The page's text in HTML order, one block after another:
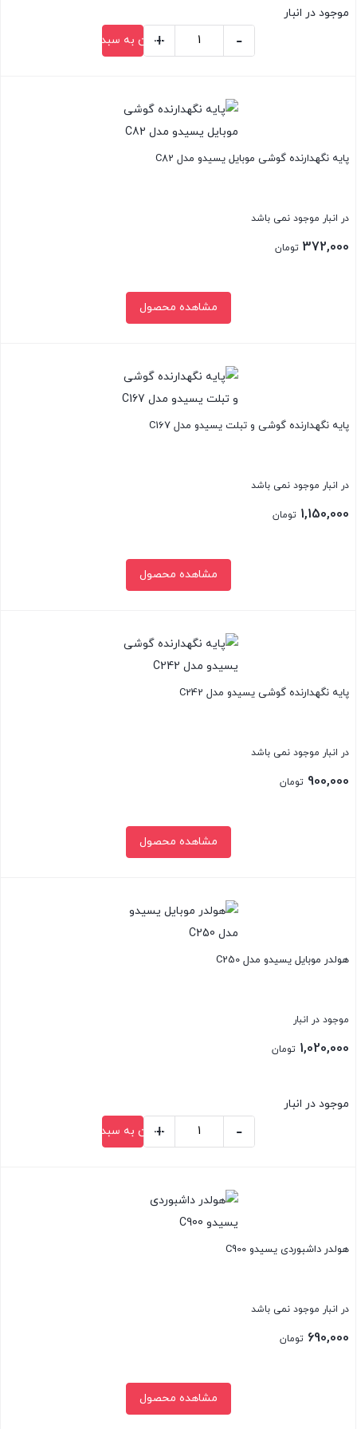
بود.
موجود در انبار
YESIDO
SF29
عدد
-
+
افزودن به سبد خرید
پایه نگهدارنده گوشی موبایل یسیدو مدل C82
در انبار موجود نمی باشد
372,000 تومان
مشاهده محصول
پایه نگهدارنده گوشی و تبلت یسیدو مدل C167
در انبار موجود نمی باشد
1,150,000 تومان
مشاهده محصول
پایه نگهدارنده گوشی یسیدو مدل C242
در انبار موجود نمی باشد
900,000 تومان
مشاهده محصول
هولدر موبایل یسیدو مدل C250
موجود در انبار
1,020,000 تومان
موجود در انبار
C250
عدد
-
+
افزودن به سبد خرید
هولدر داشبوردی یسیدو C900
در انبار موجود نمی باشد
690,000 تومان
مشاهده محصول